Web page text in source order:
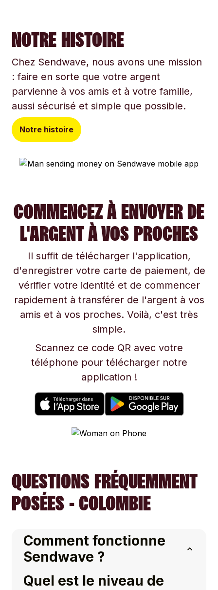
NOTRE HISTOIRE
Chez Sendwave, nous avons une mission
: faire en sorte que votre argent
parvienne à vos amis et à votre famille,
aussi sécurisé et simple que possible.
Notre histoire
COMMENCEZ À ENVOYER DE
L'ARGENT À VOS PROCHES
Il suffit de télécharger l'application,
d'enregistrer votre carte de paiement, de
vérifier votre identité et de commencer
rapidement à transférer de l'argent à vos
amis et à vos proches. Voilà, c'est très
simple.
Scannez ce code QR avec votre
téléphone pour télécharger notre
application !
QUESTIONS FRÉQUEMMENT
POSÉES - COLOMBIE
Comment fonctionne
Sendwave ?
Quel est le niveau de